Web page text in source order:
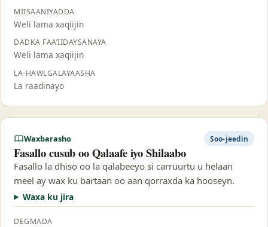
MIISAANIYADDA
Weli lama xaqiijin
DADKA FAA’IIDAYSANAYA
Weli lama xaqiijin
LA-HAWLGALAYAASHA
La raadinayo
Waxbarasho Soo-jeedin
Fasallo cusub oo Qalaafe iyo Shilaabo
Fasallo la dhiso oo la qalabeeyo si carruurtu u helaan
meel ay wax ku bartaan oo aan qorraxda ka hooseyn.
Waxa ku jira
DEGMADA